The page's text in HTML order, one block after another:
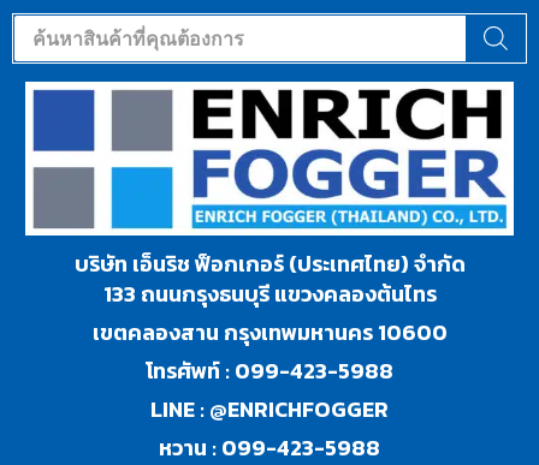
บริษัท เอ็นริช ฟ็อกเกอร์ (ประเทศไทย) จำกัด
133 ถนนกรุงธนบุรี แขวงคลองต้นไทร
เขตคลองสาน กรุงเทพมหานคร 10600
โทรศัพท์ :099-423-5988
LINE :@ENRICHFOGGER
หวาน :099-423-5988